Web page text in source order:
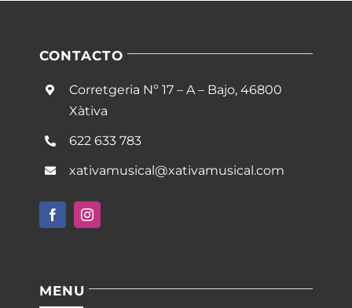
CONTACTO
Corretgeria Nº 17 – A – Bajo, 46800
Xàtiva
622 633 783
xativamusical@xativamusical.com
MENU